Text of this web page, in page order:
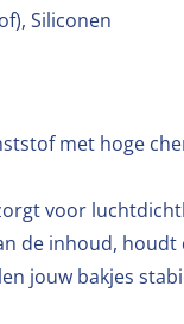
Siliconen
met hoge
voor
de inhoud, houdt
jouw bakjes